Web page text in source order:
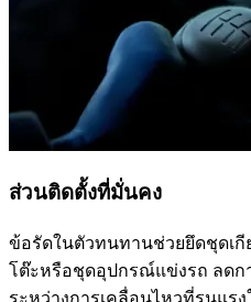
ส่วนติดตั้งที่มั่นคง
ข้อรัดในตัวทนทานช่วยยึดชุดเกี
โต๊ะหรือชุดอุปกรณ์แข่งรถ ลดก
ระหว่างการเคลื่อนไหวที่รุนแร